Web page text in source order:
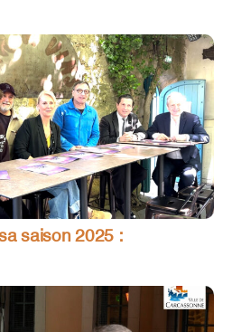
saison 2025 :